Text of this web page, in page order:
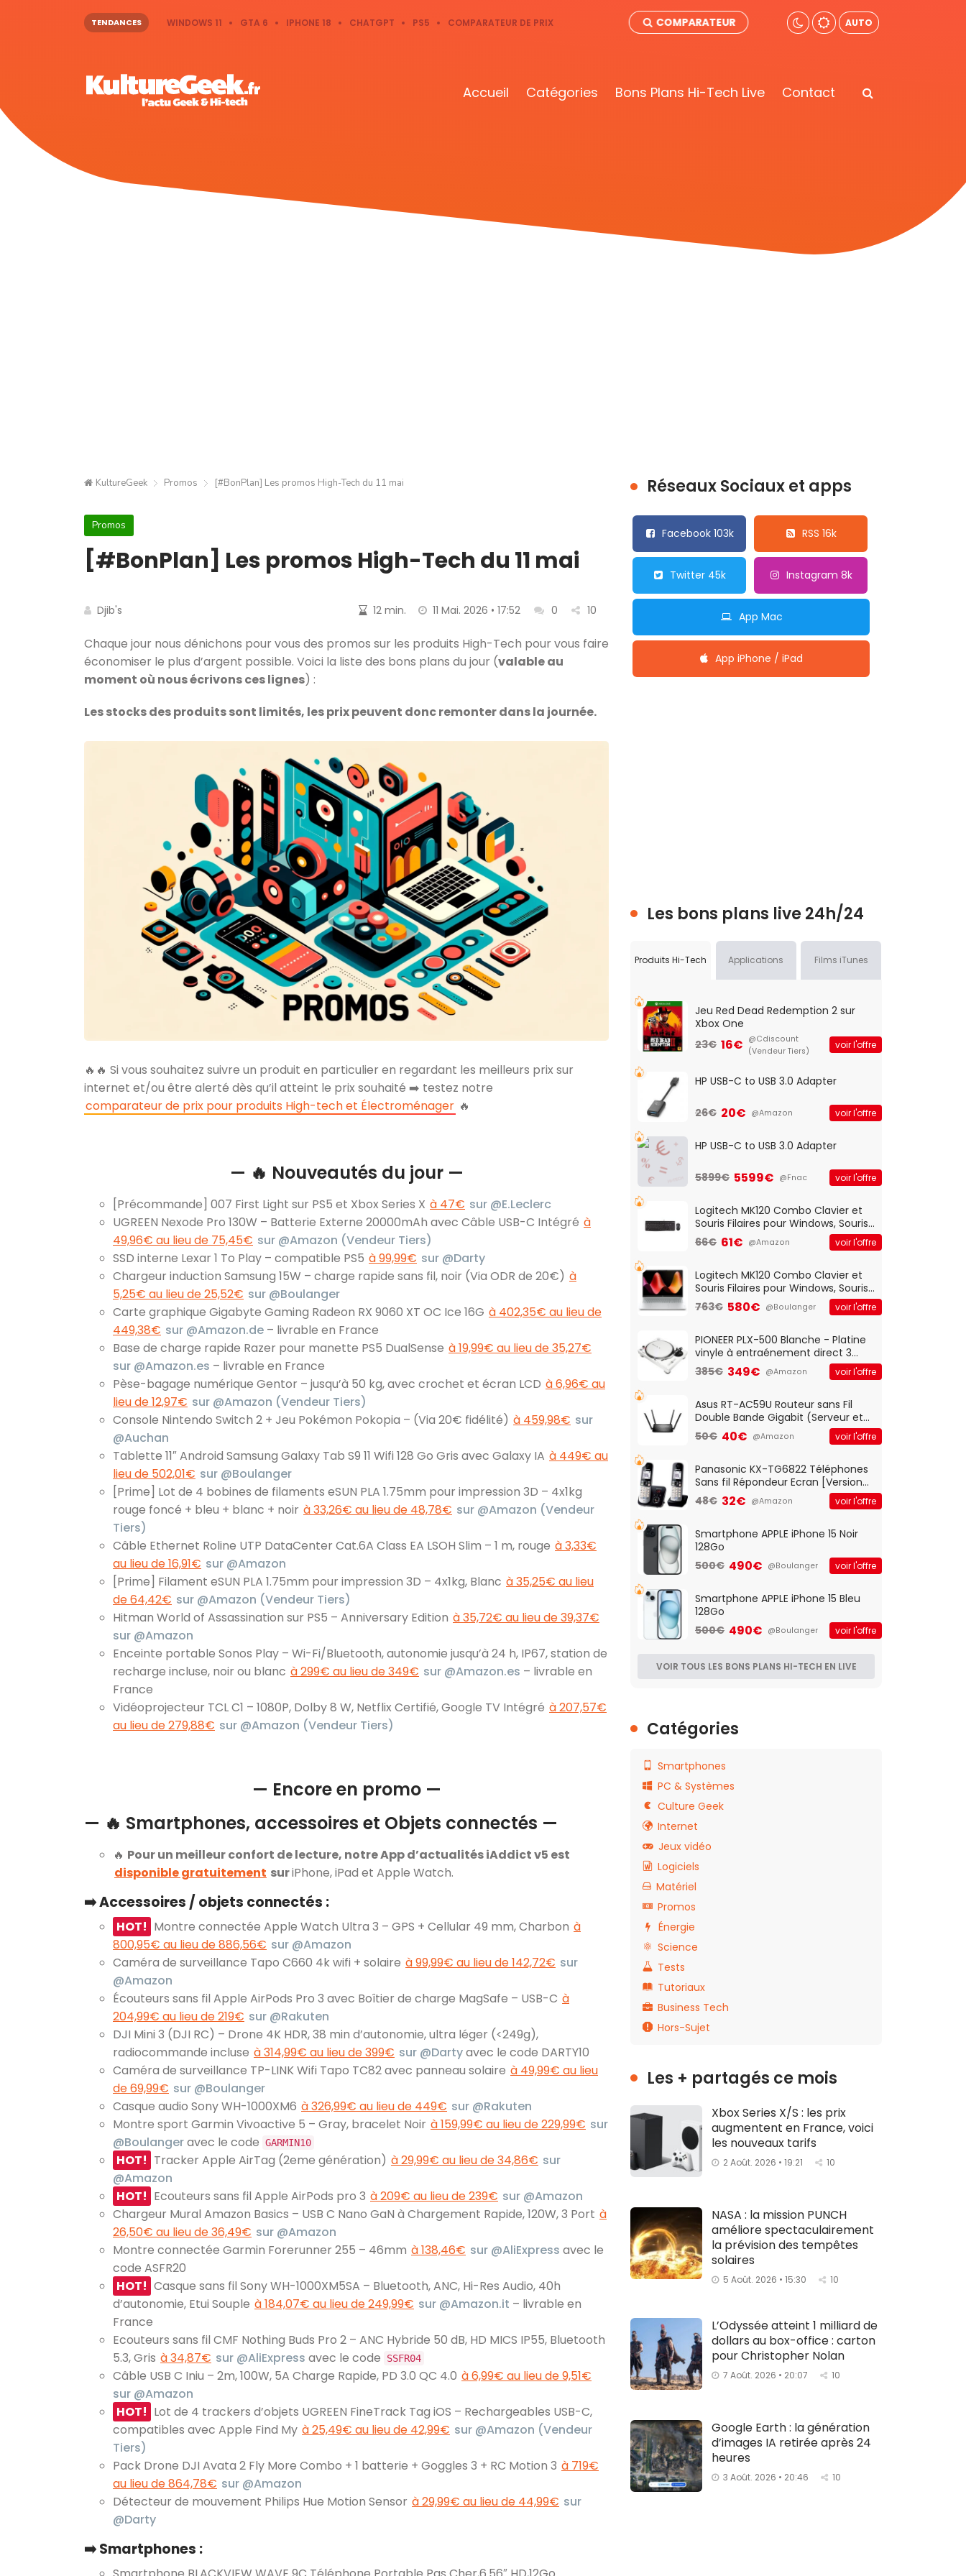
TENDANCES WINDOWS 11 GTA 6 IPHONE 18 CHATGPT PS5 COMPARATEUR DE PRIX COMPARATEUR AUTO
Accueil Catégories Bons Plans Hi-Tech Live Contact
KultureGeek Promos [#BonPlan] Les promos High-Tech du 11 mai
Promos
[#BonPlan] Les promos High-Tech du 11 mai
Djib's 12 min. 11 Mai. 2026 • 17:52 0 10
Chaque jour nous dénichons pour vous des promos sur les produits High-Tech pour vous faire
économiser le plus d’argent possible. Voici la liste des bons plans du jour (valable au
moment où nous écrivons ces lignes) :
Les stocks des produits sont limités, les prix peuvent donc remonter dans la journée.
🔥🔥 Si vous souhaitez suivre un produit en particulier en regardant les meilleurs prix sur
internet et/ou être alerté dès qu’il atteint le prix souhaité ➡️ testez notre
comparateur de prix pour produits High-tech et Électroménager 🔥
— 🔥 Nouveautés du jour —
[Précommande] 007 First Light sur PS5 et Xbox Series X à 47€ sur @E.Leclerc
UGREEN Nexode Pro 130W – Batterie Externe 20000mAh avec Câble USB-C Intégré à
49,96€ au lieu de 75,45€ sur @Amazon (Vendeur Tiers)
SSD interne Lexar 1 To Play – compatible PS5 à 99,99€ sur @Darty
Chargeur induction Samsung 15W – charge rapide sans fil, noir (Via ODR de 20€) à
5,25€ au lieu de 25,52€ sur @Boulanger
Carte graphique Gigabyte Gaming Radeon RX 9060 XT OC Ice 16G à 402,35€ au lieu de
449,38€ sur @Amazon.de – livrable en France
Base de charge rapide Razer pour manette PS5 DualSense à 19,99€ au lieu de 35,27€
sur @Amazon.es – livrable en France
Pèse-bagage numérique Gentor – jusqu’à 50 kg, avec crochet et écran LCD à 6,96€ au
lieu de 12,97€ sur @Amazon (Vendeur Tiers)
Console Nintendo Switch 2 + Jeu Pokémon Pokopia – (Via 20€ fidélité) à 459,98€ sur
@Auchan
Tablette 11″ Android Samsung Galaxy Tab S9 11 Wifi 128 Go Gris avec Galaxy IA à 449€ au
lieu de 502,01€ sur @Boulanger
[Prime] Lot de 4 bobines de filaments eSUN PLA 1.75mm pour impression 3D – 4x1kg
rouge foncé + bleu + blanc + noir à 33,26€ au lieu de 48,78€ sur @Amazon (Vendeur
Tiers)
Câble Ethernet Roline UTP DataCenter Cat.6A Class EA LSOH Slim – 1 m, rouge à 3,33€
au lieu de 16,91€ sur @Amazon
[Prime] Filament eSUN PLA 1.75mm pour impression 3D – 4x1kg, Blanc à 35,25€ au lieu
de 64,42€ sur @Amazon (Vendeur Tiers)
Hitman World of Assassination sur PS5 – Anniversary Edition à 35,72€ au lieu de 39,37€
sur @Amazon
Enceinte portable Sonos Play – Wi-Fi/Bluetooth, autonomie jusqu’à 24 h, IP67, station de
recharge incluse, noir ou blanc à 299€ au lieu de 349€ sur @Amazon.es – livrable en
France
Vidéoprojecteur TCL C1 – 1080P, Dolby 8 W, Netflix Certifié, Google TV Intégré à 207,57€
au lieu de 279,88€ sur @Amazon (Vendeur Tiers)
— Encore en promo —
— 🔥 Smartphones, accessoires et Objets connectés —
🔥 Pour un meilleur confort de lecture, notre App d’actualités iAddict v5 est
disponible gratuitement suriPhone, iPad et Apple Watch.
➡️ Accessoires / objets connectés :
HOT! Montre connectée Apple Watch Ultra 3 – GPS + Cellular 49 mm, Charbon à
800,95€ au lieu de 886,56€ sur @Amazon
Caméra de surveillance Tapo C660 4k wifi + solaire à 99,99€ au lieu de 142,72€ sur
@Amazon
Écouteurs sans fil Apple AirPods Pro 3 avec Boîtier de charge MagSafe – USB-C à
204,99€ au lieu de 219€ sur @Rakuten
DJI Mini 3 (DJI RC) – Drone 4K HDR, 38 min d’autonomie, ultra léger (<249g),
radiocommande incluse à 314,99€ au lieu de 399€ sur @Dartyavec le code DARTY10
Caméra de surveillance TP-LINK Wifi Tapo TC82 avec panneau solaire à 49,99€ au lieu
de 69,99€ sur @Boulanger
Casque audio Sony WH-1000XM6 à 326,99€ au lieu de 449€ sur @Rakuten
Montre sport Garmin Vivoactive 5 – Gray, bracelet Noir à 159,99€ au lieu de 229,99€ sur
@Boulangeravec le code GARMIN10
HOT! Tracker Apple AirTag (2eme génération) à 29,99€ au lieu de 34,86€ sur
@Amazon
HOT! Ecouteurs sans fil Apple AirPods pro 3 à 209€ au lieu de 239€ sur @Amazon
Chargeur Mural Amazon Basics – USB C Nano GaN à Chargement Rapide, 120W, 3 Port à
26,50€ au lieu de 36,49€ sur @Amazon
Montre connectée Garmin Forerunner 255 – 46mm à 138,46€ sur @AliExpress avec le
code ASFR20
HOT! Casque sans fil Sony WH-1000XM5SA – Bluetooth, ANC, Hi-Res Audio, 40h
d’autonomie, Etui Souple à 184,07€ au lieu de 249,99€ sur @Amazon.it – livrable en
France
Ecouteurs sans fil CMF Nothing Buds Pro 2 – ANC Hybride 50 dB, HD MICS IP55, Bluetooth
5.3, Gris à 34,87€ sur @AliExpress avec le code SSFR04
Câble USB C Iniu – 2m, 100W, 5A Charge Rapide, PD 3.0 QC 4.0 à 6,99€ au lieu de 9,51€
sur @Amazon
HOT! Lot de 4 trackers d’objets UGREEN FineTrack Tag iOS – Rechargeables USB-C,
compatibles avec Apple Find My à 25,49€ au lieu de 42,99€ sur @Amazon (Vendeur
Tiers)
Pack Drone DJI Avata 2 Fly More Combo + 1 batterie + Goggles 3 + RC Motion 3 à 719€
au lieu de 864,78€ sur @Amazon
Détecteur de mouvement Philips Hue Motion Sensor à 29,99€ au lieu de 44,99€ sur
@Darty
➡️ Smartphones :
Réseaux Sociaux et apps
Facebook 103k RSS 16k
Twitter 45k Instagram 8k
App Mac
App iPhone / iPad
Les bons plans live 24h/24
Produits Hi-Tech Applications Films iTunes
Jeu Red Dead Redemption 2 sur
Xbox One
23€ 16€ @Cdiscount
(Vendeur Tiers)
voir l'offre
HP USB-C to USB 3.0 Adapter
26€ 20€ @Amazon voir l'offre
HP USB-C to USB 3.0 Adapter
5899€ 5599€ @Fnac voir l'offre
Logitech MK120 Combo Clavier et
Souris Filaires pour Windows, Souris
Optique Filaire, Connexion USB Plug
And Play, Confortable, Taille
QWERTY UK - Noir
66€ 61€ @Amazon voir l'offre
Logitech MK120 Combo Clavier et
Souris Filaires pour Windows, Souris
Optique Filaire, Connexion USB Plug
And Play, Confortable, Taille
QWERTY UK - Noir
763€ 580€ @Boulanger voir l'offre
PIONEER PLX-500 Blanche - Platine
vinyle à entraénement direct 3
vitesses (33-45-78 trs/min) avec
pre-ampli intégré et port USB
385€ 349€ @Amazon voir l'offre
Asus RT-AC59U Routeur sans Fil
Double Bande Gigabit (Serveur et
Client VPN, Triple Vlan, Mode Point
d'accès et Bridge, contrôle
50€ 40€ @Amazon voir l'offre
Panasonic KX-TG6822 Téléphones
Sans fil Répondeur Ecran [Version
Française]
48€ 32€ @Amazon voir l'offre
Smartphone APPLE iPhone 15 Noir
128Go
500€ 490€ @Boulanger voir l'offre
Smartphone APPLE iPhone 15 Bleu
128Go
500€ 490€ @Boulanger voir l'offre
VOIR TOUS LES BONS PLANS HI-TECH EN LIVE
Catégories
Smartphones
PC & Systèmes
Culture Geek
Internet
Jeux vidéo
Logiciels
Matériel
Promos
Énergie
Science
Tests
Tutoriaux
Business Tech
Hors-Sujet
Les + partagés ce mois
Xbox Series X/S : les prix
augmentent en France, voici
les nouveaux tarifs
2 Août. 2026 • 19:21 10
NASA : la mission PUNCH
améliore spectaculairement
la prévision des tempêtes
solaires
5 Août. 2026 • 15:30 10
L’Odyssée atteint 1 milliard de
dollars au box-office : carton
pour Christopher Nolan
7 Août. 2026 • 20:07 10
Google Earth : la génération
d’images IA retirée après 24
heures
3 Août. 2026 • 20:46 10